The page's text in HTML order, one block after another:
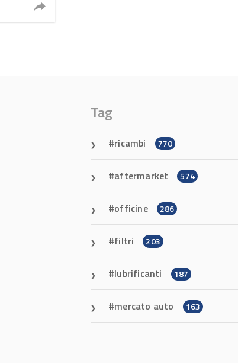
Tag
ricambi 770
aftermarket 574
officine 286
filtri 203
lubrificanti 187
mercato auto 163